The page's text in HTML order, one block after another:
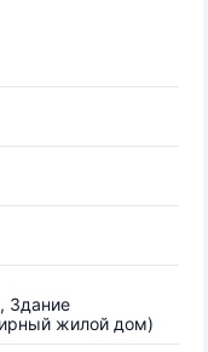
Здание
жилой дом)